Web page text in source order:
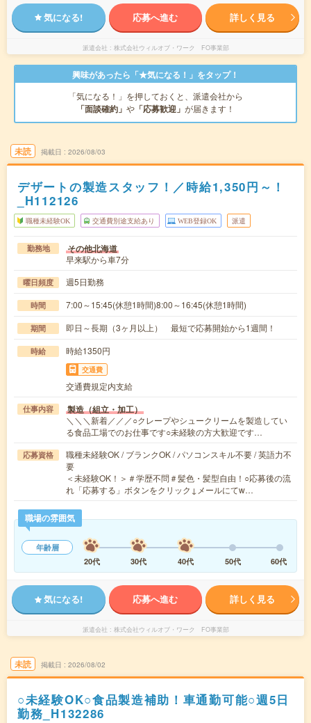
気になる! 応募へ進む 詳しく見る
派遣会社 株式会社ウィルオブ・ワーク FO事業部
興味があったら「★気になる！」をタップ！
「気になる！」を押しておくと、派遣会社から
「面談確約」 や 「応募歓迎」 が届きます！
未読 掲載日 2026/08/03
デザートの製造スタッフ！／時給1,350円～！
_H112126
職種未経験OK 交通費別途支給あり WEB登録OK 派遣
勤務地 その他北海道
早来駅から車7分
曜日頻度 週5日勤務
時間 7:00～15:45(休憩1時間)8:00～16:45(休憩1時間)
期間 即日～長期（3ヶ月以上） 最短で応募開始から1週間！
時給 時給1350円
交通費
交通費規定内支給
仕事内容 製造（組立・加工）
＼＼＼新着／／／○クレープやシュークリームを製造してい
る食品工場でのお仕事です○未経験の方大歓迎です…
応募資格
職種未経験OK / ブランクOK / パソコンスキル不要 / 英語力不
要
＜未経験OK！＞＃学歴不問＃髪色・髪型自由！○応募後の流
れ「応募する」ボタンをクリック↓メールにてw…
職場の雰囲気
年齢層
20代
30代 40代 50代 60代
気になる! 応募へ進む 詳しく見る
派遣会社 株式会社ウィルオブ・ワーク FO事業部
未読 掲載日 2026/08/02
○未経験OK○食品製造補助！車通勤可能○週5日
勤務_H132286